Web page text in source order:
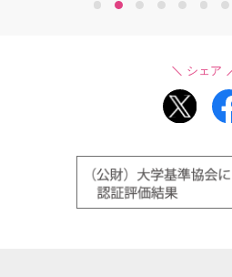
2 4 5 7
シェア